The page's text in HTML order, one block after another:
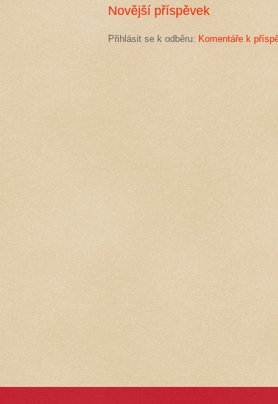
Novější příspěvek
Přihlásit se k odběru: Komentáře k